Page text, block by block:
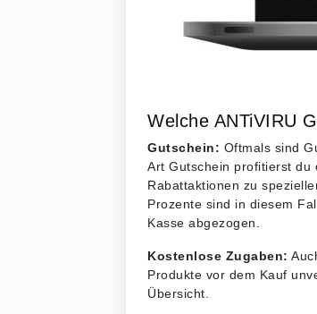
Welche ANTiVIRU
Gutschein: Oftmals sind
Art Gutschein profitierst du
Rabattaktionen zu
Prozente sind in diesem
Kasse abgezogen.
Kostenlose Zugaben:
Produkte vor dem Kauf
Übersicht.